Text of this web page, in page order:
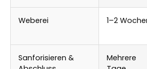
Weberei 1–2
Sanforisieren &
Mehrere